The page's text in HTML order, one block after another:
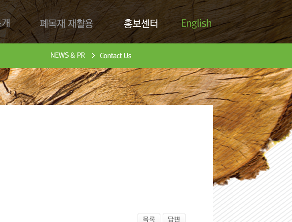
폐목재 재활용 홍보센터
Download
English